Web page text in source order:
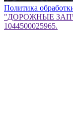
Политика
"ДОРОЖНЫЕ
1044500025965.